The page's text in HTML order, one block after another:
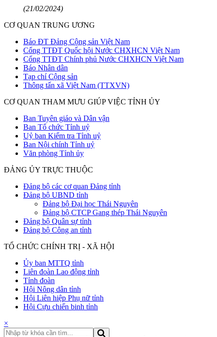
(21/02/2024)
CƠ QUAN TRUNG ƯƠNG
Báo ĐT Đảng Cộng sản Việt Nam
Cổng TTĐT Quốc hội Nước CHXHCN Việt Nam
Cổng TTĐT Chính phủ Nước CHXHCN Việt Nam
Báo Nhân dân
Tạp chí Cộng sản
Thông tấn xã Việt Nam (TTXVN)
CƠ QUAN THAM MƯU GIÚP VIỆC TỈNH ỦY
Ban Tuyên giáo và Dân vận
Ban Tổ chức Tỉnh uỷ
Uỷ ban Kiểm tra Tỉnh uỷ
Ban Nội chính Tỉnh uỷ
Văn phòng Tỉnh ủy
ĐẢNG ỦY TRỰC THUỘC
Đảng bộ các cơ quan Đảng tỉnh
Đảng bộ UBND tỉnh
Đảng bộ Đại học Thái Nguyên
Đảng bộ CTCP Gang thép Thái Nguyên
Đảng bộ Quân sự tỉnh
Đảng bộ Công an tỉnh
TỔ CHỨC CHÍNH TRỊ - XÃ HỘI
Ủy ban MTTQ tỉnh
Liên đoàn Lao động tỉnh
Tỉnh đoàn
Hội Nông dân tỉnh
Hội Liên hiệp Phụ nữ tỉnh
Hội Cựu chiến binh tỉnh
×